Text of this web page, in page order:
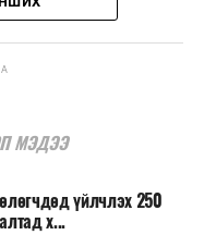
МЭДЭЭ
үйлчлэх 250
х...